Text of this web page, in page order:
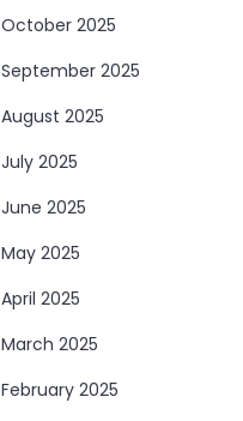
October 2025
September 2025
August 2025
July 2025
June 2025
May 2025
April 2025
March 2025
February 2025